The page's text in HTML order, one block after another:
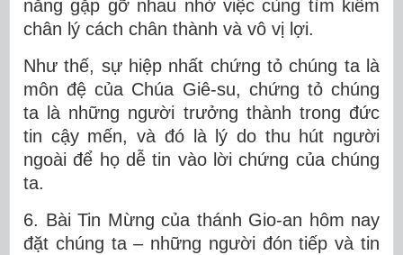
năng gặp gỡ nhau nhờ việc cùng tìm kiếm
chân lý cách chân thành và vô vị lợi.
Như thế, sự hiệp nhất chứng tỏ chúng ta là
môn đệ của Chúa Giê-su, chứng tỏ chúng
ta là những người trưởng thành trong đức
tin cậy mến, và đó là lý do thu hút người
ngoài để họ dễ tin vào lời chứng của chúng
ta.
6. Bài Tin Mừng của thánh Gio-an hôm nay
đặt chúng ta – những người đón tiếp và tin